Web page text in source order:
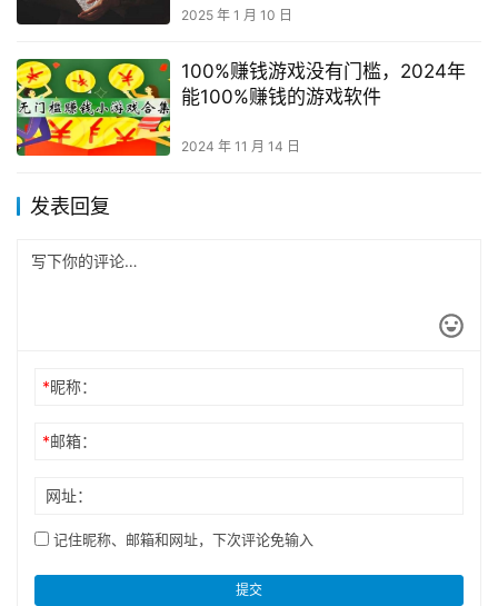
2025 年 1 月 10 日
100%赚钱游戏没有门槛，2024年
能100%赚钱的游戏软件
2024 年 11 月 14 日
发表回复
*昵称：
*邮箱：
网址：
记住昵称、邮箱和网址，下次评论免输入
提交